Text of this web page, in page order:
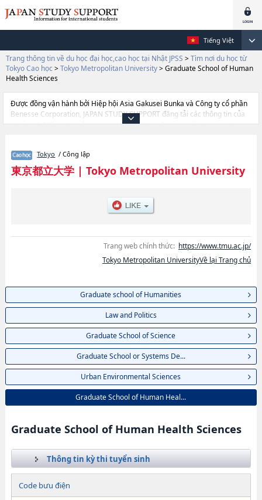
Tiếng Việt
Trang thông tin về du học đại học,cao học tại Nhật JPSS > Tìm nơi du học từ
Tokyo Cao học > Tokyo Metropolitan University> Graduate School of Human
Health Sciences
Được đồng vận hành bởi Hiệp hội Asia Gakusei Bunka và Công ty cổ phần
Benesse Corporation, JAPAN STUDY SUPPORT đăng tải các thông tin của
khoảng 1.300 trường đại học, cao học, trường đại học ngắn hạn, trường
thông tin cần thiết dành cho du học sinh, như là về các Graduate school of
HumanitieshoặcLaw and PoliticshoặcGraduate School of
SciencehoặcGraduate School or Systems DesignhoặcUrban
thông tin về từng khoa nghiên cứu, thông tin liên quan đến thi tuyển như
số lượng tuyển sinh, số lượng trúng tuyển, cở sở trang thiết bị, hướng dẫn
Tokyo / Công lập
東京都立大学| Tokyo Metropolitan University
Trang web chính thức: https://www.tmu.ac.jp/
Tokyo Metropolitan UniversityVề lại Trang chủ
Graduate school of Humanities
Law and Politics
Graduate School of Science
Graduate School or Systems De...
Urban Environmental Sciences
Graduate School of Human Heal...
Graduate School of Human Health Sciences
Thông tin kỳ thi tuyển sinh
Code bưu điện